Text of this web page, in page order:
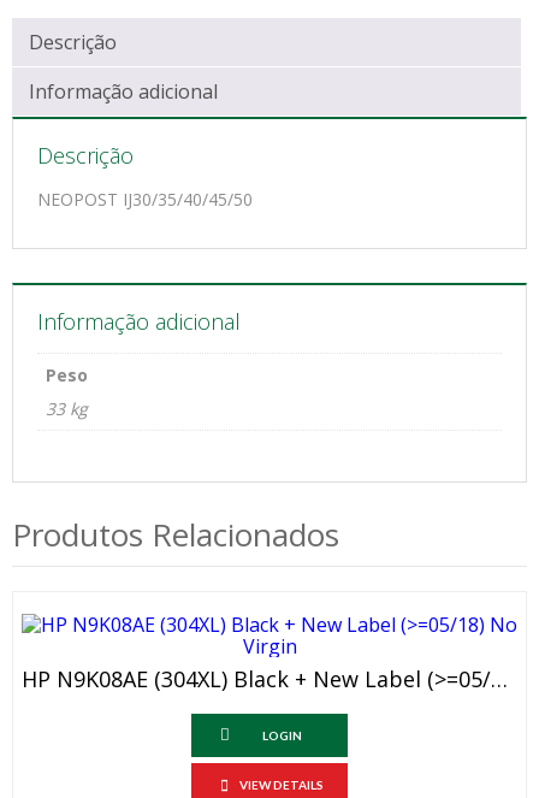
Descrição
Informação adicional
Descrição
NEOPOST IJ30/35/40/45/50
Informação adicional
Peso
33 kg
Produtos Relacionados
HP N9K08AE (304XL) Black + New Label (>=05/18) No Virgin
LOGIN
VIEW DETAILS